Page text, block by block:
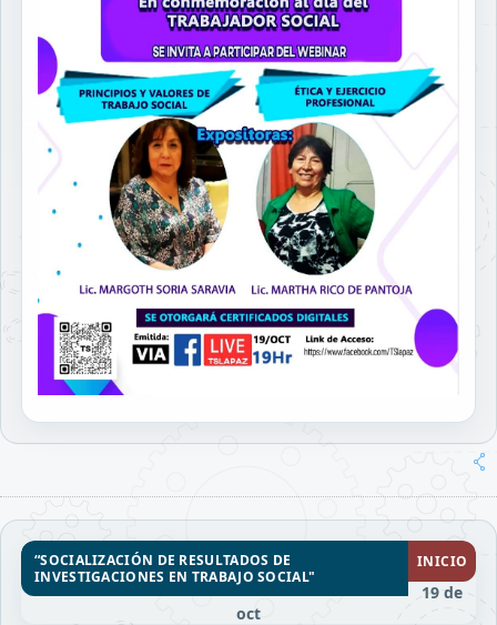
“SOCIALIZACIÓN DE RESULTADOS DE
INVESTIGACIONES EN TRABAJO SOCIAL"
INICIO
19 de
oct